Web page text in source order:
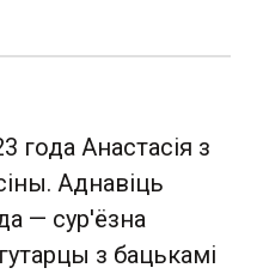
года Анастасія з
Аднавіць
— сур'ёзна
з бацькамі